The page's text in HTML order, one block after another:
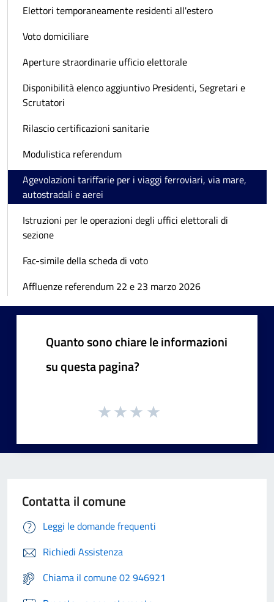
Elettori temporaneamente residenti all'estero
Voto domiciliare
Aperture straordinarie ufficio elettorale
Disponibilità elenco aggiuntivo Presidenti, Segretari e
Scrutatori
Rilascio certificazioni sanitarie
Modulistica referendum
Agevolazioni tariffarie per i viaggi ferroviari, via mare,
autostradali e aerei
Istruzioni per le operazioni degli uffici elettorali di
sezione
Fac-simile della scheda di voto
Affluenze referendum 22 e 23 marzo 2026
Quanto sono chiare le informazioni
su questa pagina?
Contatta il comune
Leggi le domande frequenti
Richiedi Assistenza
Chiama il comune 02 946921